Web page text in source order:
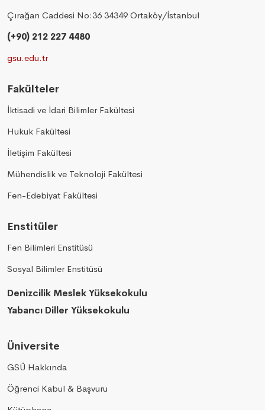
Çırağan Caddesi No:36 34349 Ortaköy/İstanbul
(+90) 212 227 4480
gsu.edu.tr
Fakülteler
İktisadi ve İdari Bilimler Fakültesi
Hukuk Fakültesi
İletişim Fakültesi
Mühendislik ve Teknoloji Fakültesi
Fen-Edebiyat Fakültesi
Enstitüler
Fen Bilimleri Enstitüsü
Sosyal Bilimler Enstitüsü
Denizcilik Meslek Yüksekokulu
Yabancı Diller Yüksekokulu
Üniversite
GSÜ Hakkında
Öğrenci Kabul & Başvuru